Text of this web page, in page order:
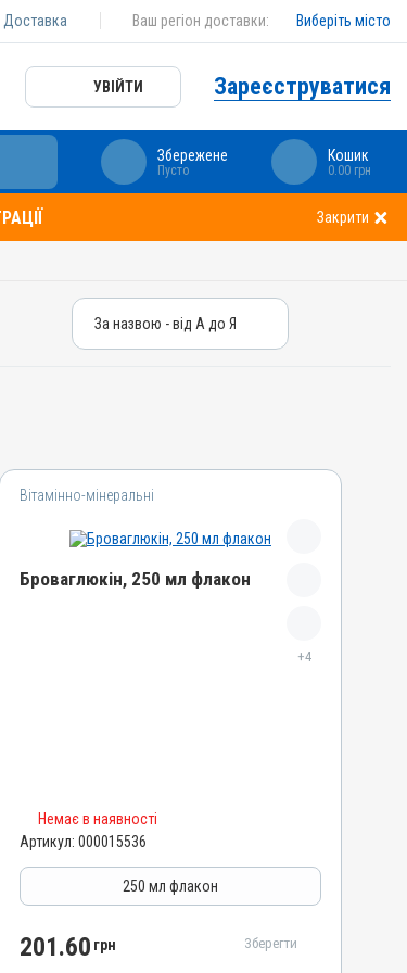
Доставка Ваш регіон доставки: Виберіть місто
УВІЙТИ Зареєструватися
Збережене
Пусто
Кошик
0.00 грн
Закрити
За назвою - від А до Я
Вітамінно-мінеральні
Броваглюкін, 250 мл флакон
+4
АВ-01651-01-10
Вітамінно-мінеральні
Розчин
Немає в наявності
Артикул: 000015536
250 мл флакон
201.60 грн Зберегти